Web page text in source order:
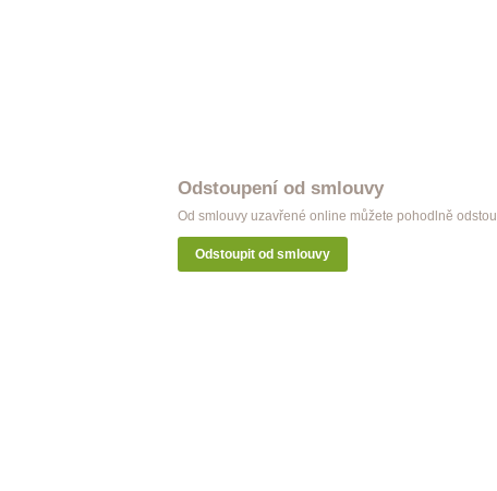
Odstoupení od smlouvy
Od smlouvy uzavřené online můžete pohodlně
Odstoupit od smlouvy